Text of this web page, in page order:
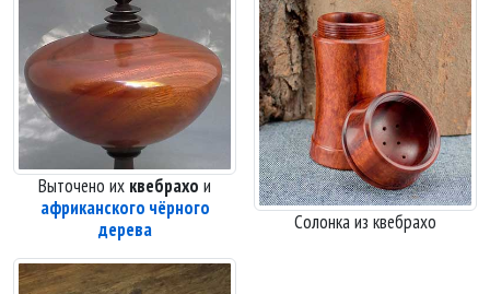
Выточено их квебрахо и
африканского чёрного
дерева
Солонка из квебрахо